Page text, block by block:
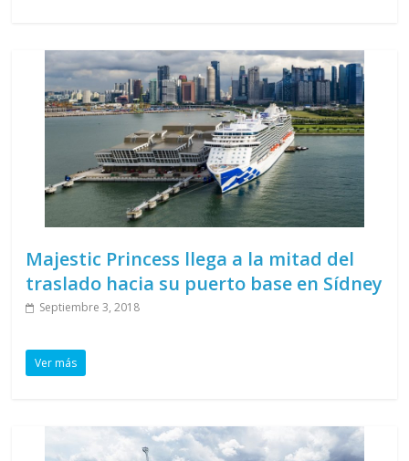
Majestic Princess llega a la mitad del
traslado hacia su puerto base en Sídney
Septiembre 3, 2018
Ver más